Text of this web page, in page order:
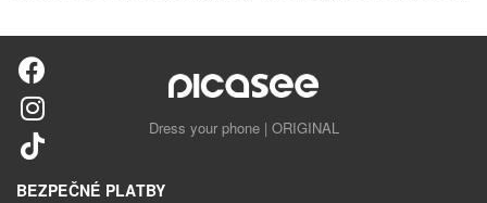
Dress your phone | ORIGINAL
BEZPEČNÉ PLATBY